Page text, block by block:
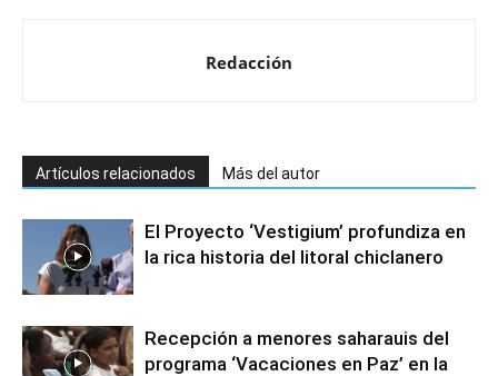
Redacción
Artículos relacionados Más del autor
El Proyecto ‘Vestigium’ profundiza en
la rica historia del litoral chiclanero
Recepción a menores saharauis del
programa ‘Vacaciones en Paz’ en la